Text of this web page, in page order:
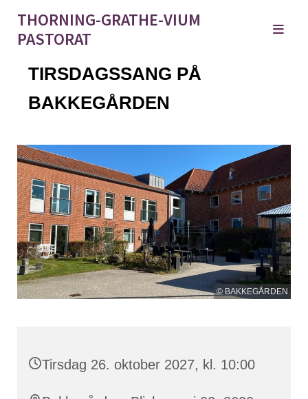
THORNING-GRATHE-VIUM
PASTORAT
TIRSDAGSSANG PÅ
BAKKEGÅRDEN
© BAKKEGÅRDEN
Tirsdag 26. oktober 2027, kl. 10:00